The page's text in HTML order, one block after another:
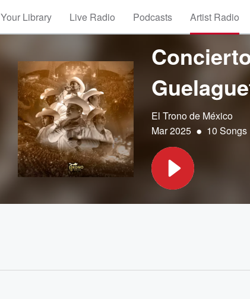
Your Library Live Radio Podcasts Artist Radio
El Trono de México
Mar 2025 • 10 Songs